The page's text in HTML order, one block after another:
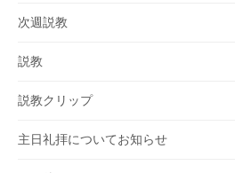
次週説教
説教
説教クリップ
主日礼拝についてお知らせ